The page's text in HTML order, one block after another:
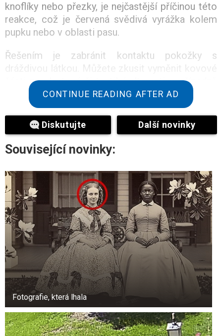
knoflíky nebo přezky, je nejčastější příčinou této
reakce, což je červená svědivá vyrážka kolem
pupku nebo v oblasti pasu.
Řešením je zabránit kontaktu pokožky s
části za plastové či textilní alternativy, případně
můžete použít speciální přípravky pro citlivou
pokožku.
Další častou příčinou svědění pupku je ekzém.
Tento dlouhotrvající kožní problém způsobuje
zarudnutí, otoky a odlupování. Ekzém se může
objevit v oblasti pupku, zvláště pokud je kůže v
této oblasti vystavena častému tření nebo
podráždění.
Lidé s ekzémem by měli sledovat kůži kolem
pupku a vyhýbat se věcem, které ji mohou
zhoršit, jako je teplo, pot nebo silné čisticí
prostředky. Pomoci mohou krémy, které
zklidňují a hydratují.
CONTINUE READING AFTER AD
Diskutujte Další novinky
Související novinky:
Fotografie, která lhala